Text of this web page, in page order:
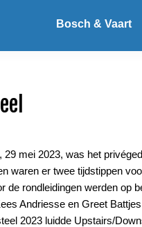
Bosch & Vaart
mei 2023, was het
waren er twee tijdstippen
de rondleidingen werden op
Andriesse en Greet
2023 luidde Upstairs/